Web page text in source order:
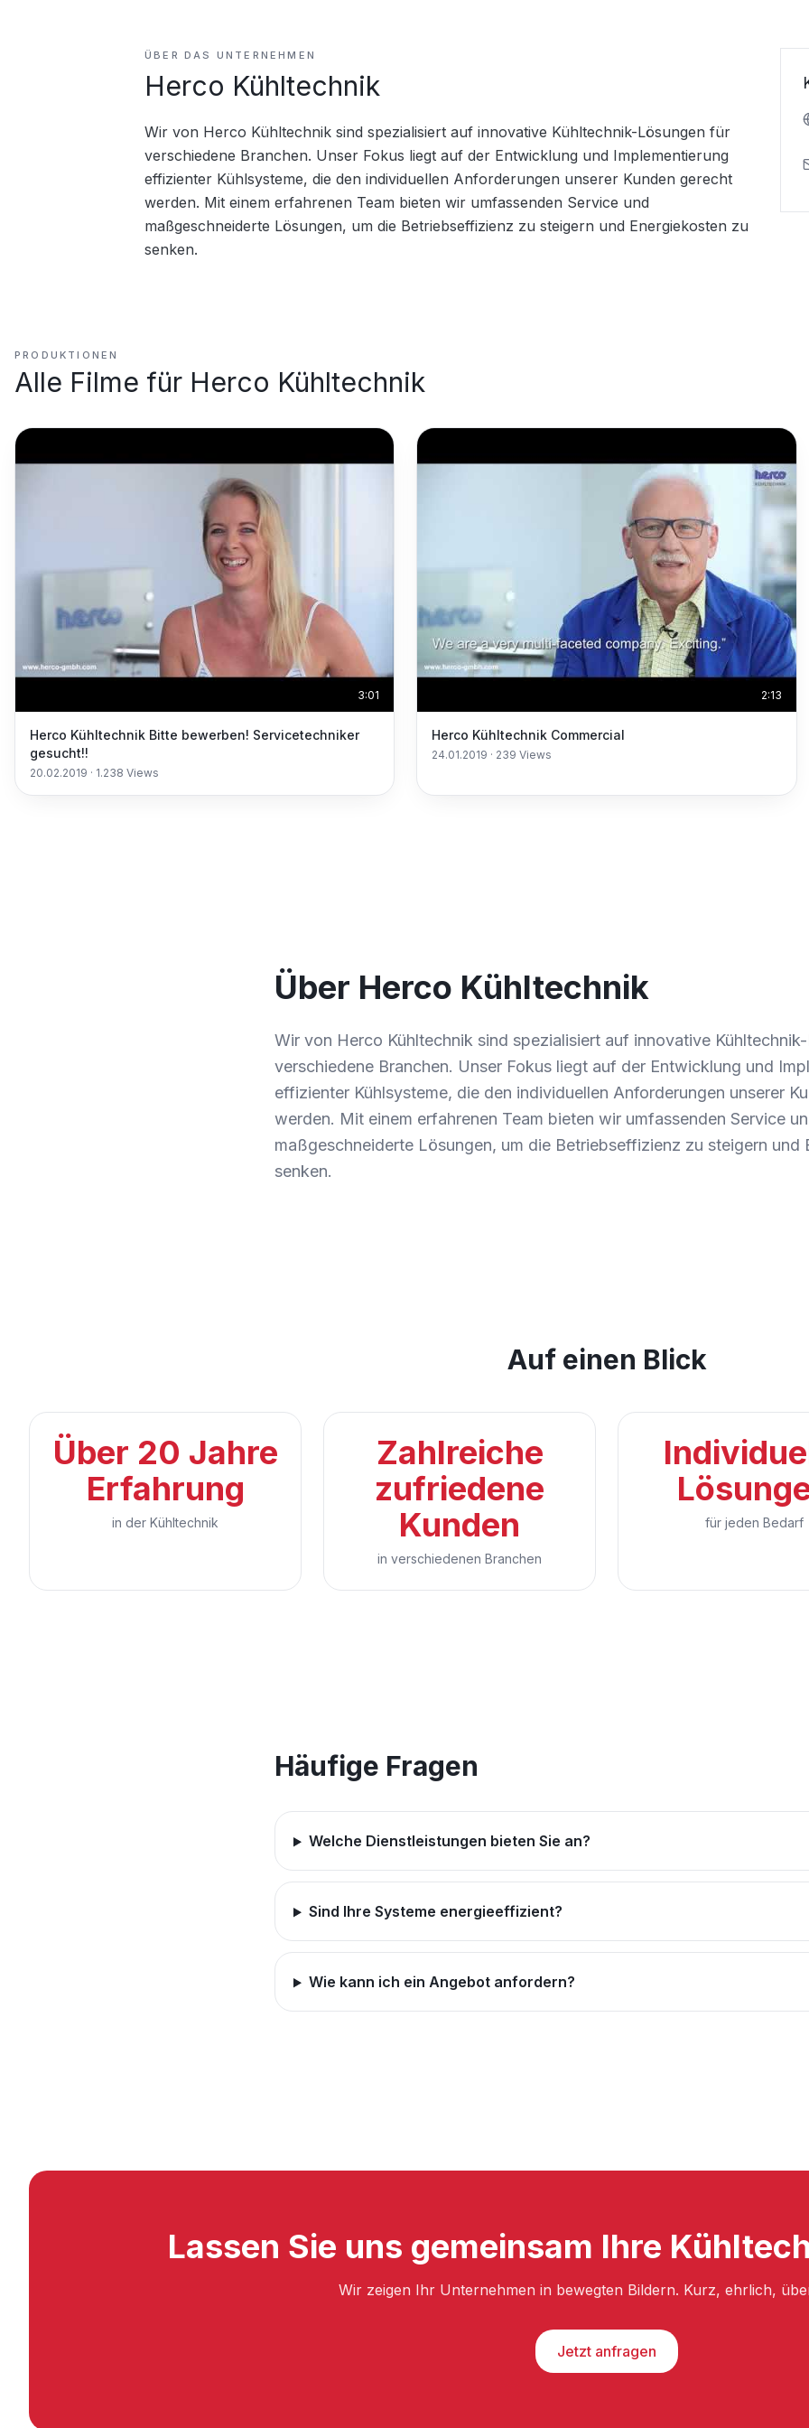
ÜBER DAS UNTERNEHMEN
Herco Kühltechnik
Wir von Herco Kühltechnik sind spezialisiert auf innovative Kühltechnik-Lösungen für
verschiedene Branchen. Unser Fokus liegt auf der Entwicklung und Implementierung
effizienter Kühlsysteme, die den individuellen Anforderungen unserer Kunden gerecht
werden. Mit einem erfahrenen Team bieten wir umfassenden Service und
maßgeschneiderte Lösungen, um die Betriebseffizienz zu steigern und Energiekosten zu
senken.
PRODUKTIONEN
Alle Filme für Herco Kühltechnik
3:01
Herco Kühltechnik Bitte bewerben! Servicetechniker
gesucht!!
20.02.2019 · 1.238 Views
2:13
Herco Kühltechnik Commercial
24.01.2019 · 239 Views
Über Herco Kühltechnik
Wir von Herco Kühltechnik sind spezialisiert auf innovative
verschiedene Branchen. Unser Fokus liegt auf der Entwicklung und
effizienter Kühlsysteme, die den individuellen Anforderungen unserer
werden. Mit einem erfahrenen Team bieten wir umfassenden Service
maßgeschneiderte Lösungen, um die Betriebseffizienz zu steigern und
senken.
Auf einen Blick
Über 20 Jahre
Erfahrung
in der Kühltechnik
Zahlreiche
zufriedene
Kunden
in verschiedenen Branchen
für jeden Bedarf
Häufige Fragen
Welche Dienstleistungen bieten Sie an?
Sind Ihre Systeme energieeffizient?
Wie kann ich ein Angebot anfordern?
Lassen Sie uns gemeinsam Ihre
Wir zeigen Ihr Unternehmen in bewegten Bildern. Kurz, ehrlich,
Jetzt anfragen